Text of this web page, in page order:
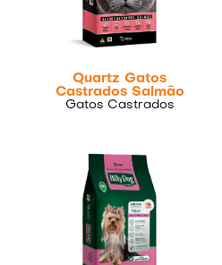
Quartz Gatos
Castrados Salmão
Gatos Castrados